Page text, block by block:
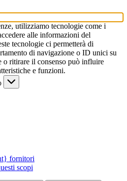
utilizziamo tecnologie come i
alle informazioni del
tecnologie ci permetterà di
di navigazione o ID unici su
o ritirare il consenso può influire
e funzioni.
fornitori
scopi